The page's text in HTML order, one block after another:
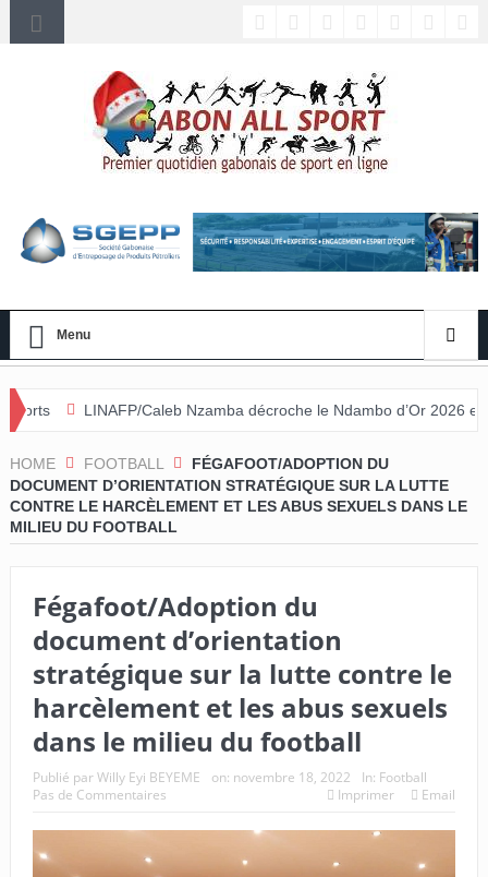
Menu
Caleb Nzamba décroche le Ndambo d’Or 2026 et Alain Djissikadié
HOME FOOTBALL
FÉGAFOOT/ADOPTION DU
DOCUMENT D’ORIENTATION STRATÉGIQUE SUR LA LUTTE
CONTRE LE HARCÈLEMENT ET LES ABUS SEXUELS DANS LE
MILIEU DU FOOTBALL
Fégafoot/Adoption du
document d’orientation
stratégique sur la lutte contre le
harcèlement et les abus sexuels
dans le milieu du football
Publié parWilly Eyi BEYEME on: novembre 18, 2022 In: Football
Pas de Commentaires
Imprimer Email